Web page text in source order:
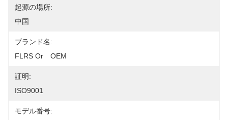
起源の場所:
中国
ブランド名:
FLRS Or　OEM
証明:
ISO9001
モデル番号: